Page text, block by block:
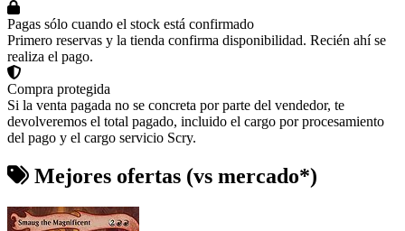
Pagas sólo cuando el stock está confirmado
Primero reservas y la tienda confirma disponibilidad. Recién ahí se
realiza el pago.
Compra protegida
Si la venta pagada no se concreta por parte del vendedor, te
devolveremos el total pagado, incluido el cargo por procesamiento
del pago y el cargo servicio Scry.
Mejores ofertas (vs mercado*)